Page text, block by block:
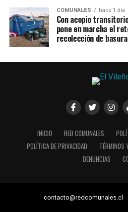
COMUNALES hace 1 día
Con acopio
pone en marcha el
recolección de
INICIO RED COMUNALES
POLÍTICA DE PRIVACIDAD
TÉRMINOS
DENUNCIAS